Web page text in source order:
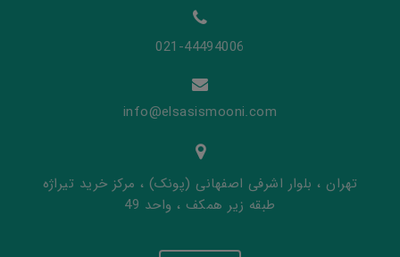
021-44494006
info@elsasismooni.com
تهران ، بلوار اشرفی اصفهانی (پونک) ، مرکز خرید تیراژه
طبقه زیر همکف ، واحد 49